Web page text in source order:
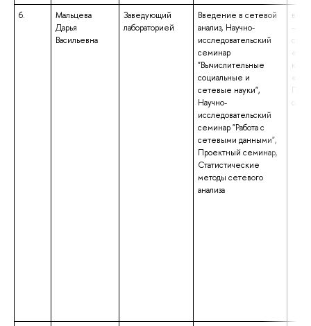
6.
Мальцева
Дарья
Васильевна
Заведующий
лабораторией
Введение в сетевой
анализ, Научно-
исследовательский
семинар
"Вычислительные
социальные и
сетевые науки",
Научно-
исследовательский
семинар "Работа с
сетевыми данными",
Проектный семинар,
Статистические
методы сетевого
анализа
–